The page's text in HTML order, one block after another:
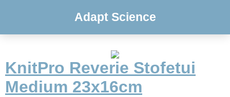
Adapt Science
KnitPro Reverie Stofetui
Medium 23x16cm